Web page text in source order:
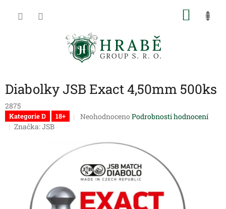
Diabolky JSB Exact 4,50mm 500ks
2875
Kategorie D 18+
Průměrné
je
z
5
hvězdiček.
Neohodnoceno Podrobnosti hodnocení
Značka:JSB